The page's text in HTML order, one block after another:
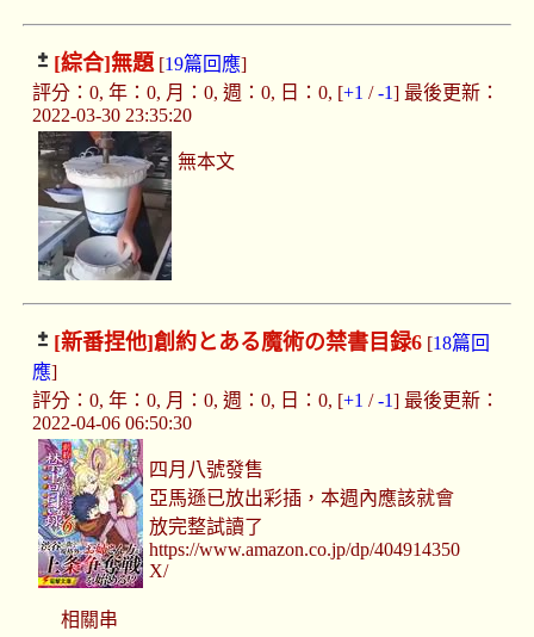
[綜合]無題[19篇回應]
評分：0, 年：0, 月：0, 週：0, 日：0, [+1 /-1] 最後更新：
2022-03-30 23:35:20
無本文
[新番捏他]創約とある魔術の禁書目録6[18篇回
應]
評分：0, 年：0, 月：0, 週：0, 日：0, [+1 /-1] 最後更新：
2022-04-06 06:50:30
四月八號發售
亞馬遜已放出彩插，本週內應該就會
放完整試讀了
https://www.amazon.co.jp/dp/404914350
X/
相關串